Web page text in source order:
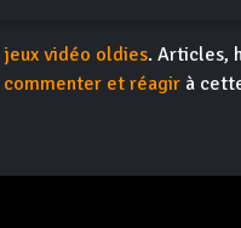
jeux vidéo oldies. Articles,
commenter et réagir à